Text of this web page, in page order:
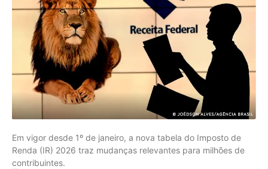
Em vigor desde 1º de janeiro, a nova tabela do Imposto de
Renda (IR) 2026 traz mudanças relevantes para milhões de
contribuintes.